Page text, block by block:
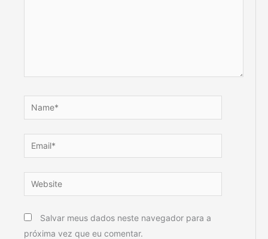
Name*
Email*
Website
Salvar meus dados neste navegador para a
próxima vez que eu comentar.